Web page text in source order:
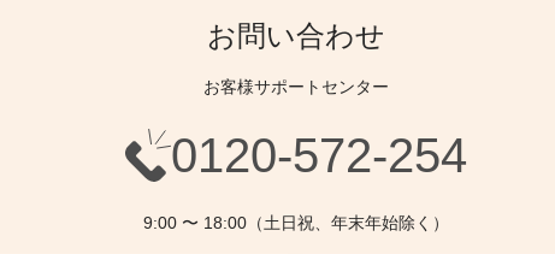
お問い合わせ
お客様サポートセンター
0120-572-254
9:00 〜 18:00（土日祝、年末年始除く）